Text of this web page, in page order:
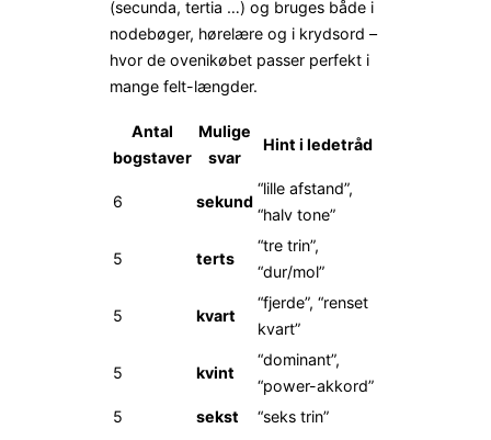
(secunda, tertia …) og bruges både i
nodebøger, hørelære og i krydsord –
hvor de ovenikøbet passer perfekt i
mange felt-længder.
Antal
bogstaver
Mulige
svar
Hint i ledetråd
6 sekund
“lille afstand”,
“halv tone”
5 terts
“tre trin”,
“dur/mol”
5 kvart
“fjerde”, “renset
kvart”
5 kvint
“dominant”,
“power-akkord”
5
sekst “seks trin”